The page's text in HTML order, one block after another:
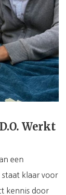
Werkt
een
klaar voor
kennis door